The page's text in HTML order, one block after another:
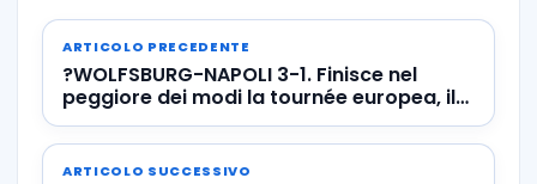
ARTICOLO PRECEDENTE
?WOLFSBURG-NAPOLI 3-1. Finisce nel
peggiore dei modi la tournée europea, il
riassunto
ARTICOLO SUCCESSIVO